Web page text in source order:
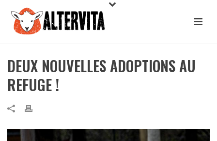
DEUX NOUVELLES ADOPTIONS AU
REFUGE !